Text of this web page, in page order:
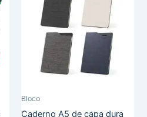
Bloco
Caderno A5 de capa dura